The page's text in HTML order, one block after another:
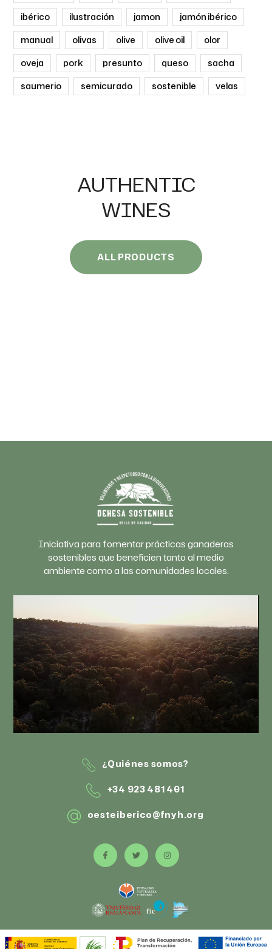
ibérico
ilustración jamon
jamón ibérico
manual
olivas olive olive oil
olor
oveja
pork presunto queso
sacha
saumerio
semicurado sostenible velas
AUTHENTIC
WINES
ALL PRODUCTS
Iniciativa para fomentar prácticas ganaderas
sostenibles que beneficien tanto al medio
ambiente como a las comunidades locales.
¿Quiénes somos?
+34 923 481 401
oesteiberico@fnyh.org